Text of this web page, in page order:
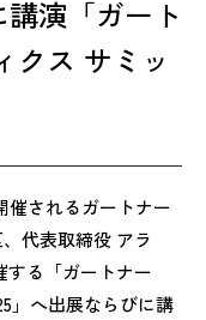
e
b
k
演「ガート
クス サミッ
催されるガートナー
代表取締役 アラ
する「ガートナー
」へ出展ならびに講